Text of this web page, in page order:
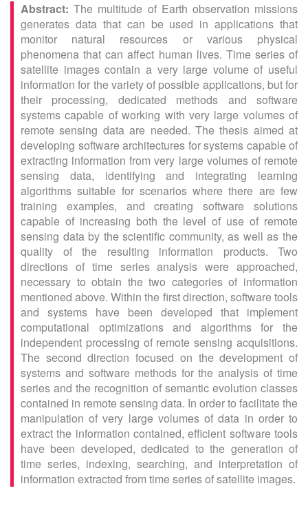
The multitude of Earth observation missions
generates data that can be used in applications that
monitor natural resources or various physical
phenomena that can affect human lives. Time series of
satellite images contain a very large volume of useful
information for the variety of possible applications, but for
their processing, dedicated methods and software
systems capable of working with very large volumes of
remote sensing data are needed. The thesis aimed at
developing software architectures for systems capable of
extracting information from very large volumes of remote
sensing data, identifying and integrating learning
algorithms suitable for scenarios where there are few
training examples, and creating software solutions
capable of increasing both the level of use of remote
sensing data by the scientific community, as well as the
quality of the resulting information products. Two
directions of time series analysis were approached,
necessary to obtain the two categories of information
mentioned above. Within the first direction, software tools
and systems have been developed that implement
computational optimizations and algorithms for the
independent processing of remote sensing acquisitions.
The second direction focused on the development of
systems and software methods for the analysis of time
series and the recognition of semantic evolution classes
contained in remote sensing data. In order to facilitate the
manipulation of very large volumes of data in order to
extract the information contained, efficient software tools
have been developed, dedicated to the generation of
time series, indexing, searching, and interpretation of
information extracted from time series of satellite images.